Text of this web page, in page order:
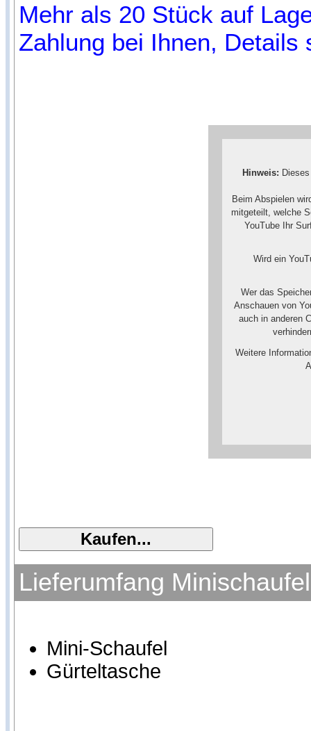
Mehr als 20 Stück auf
Zahlung bei Ihnen, Details
Hinweis:
Beim Abspielen
mitgeteilt, welche
YouTube Ihr
Wird ein
Wer das
Anschauen von
auch in anderen
Weitere
Lieferumfang
Mini-Schaufel
Gürteltasche